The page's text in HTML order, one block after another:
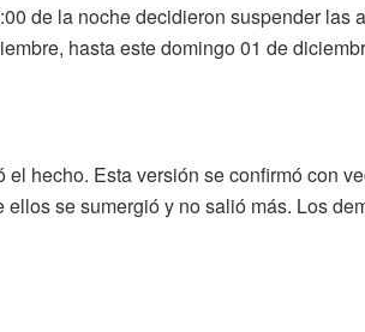
de la noche decidieron suspender las
hasta este domingo 01 de
hecho. Esta versión se confirmó con
se sumergió y no salió más. Los